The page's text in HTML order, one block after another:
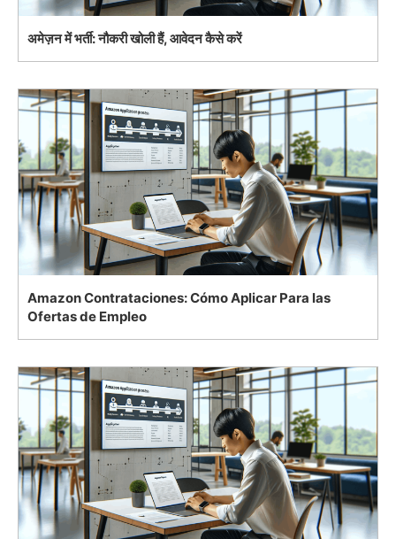
अमेज़न में भर्ती: नौकरी खोली हैं, आवेदन कैसे करें
Amazon Contrataciones: Cómo Aplicar Para las
Ofertas de Empleo